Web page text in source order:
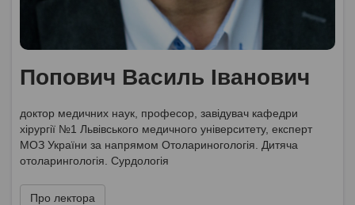
Попович Василь Іванович
доктор медичних наук, професор, завідувач кафедри
хірургії №1 Львівського медичного університету, експерт
МОЗ України за напрямом Отолариногологія. Дитяча
отоларингологія. Сурдологія
Про лектора